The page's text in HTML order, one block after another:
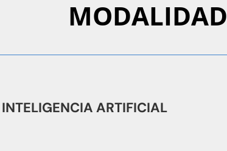
MODALIDAD
ARTIFICIAL